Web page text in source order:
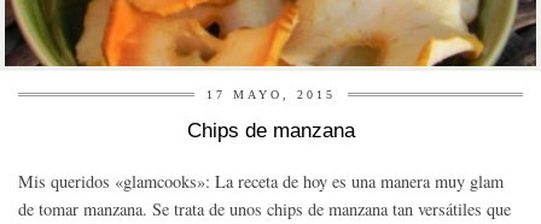
17 MAYO, 2015
Chips de manzana
Mis queridos «glamcooks»: La receta de hoy es una manera muy glam
de tomar manzana. Se trata de unos chips de manzana tan versátiles que